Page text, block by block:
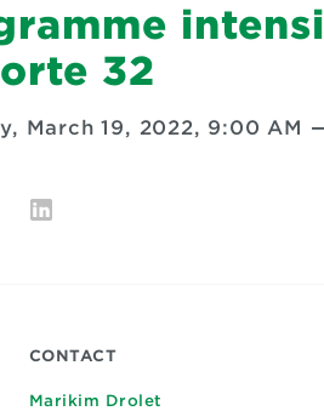
32
March 19, 2022, 9:00 AM
CONTACT
Marikim Drolet